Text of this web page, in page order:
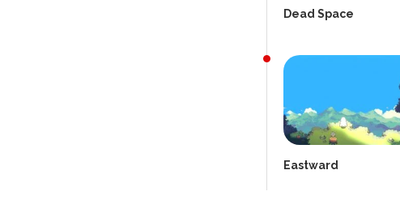
Dead Space
Eastward